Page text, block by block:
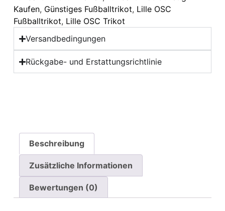
Kaufen, Günstiges Fußballtrikot, Lille OSC
Fußballtrikot, Lille OSC Trikot
Versandbedingungen
Rückgabe- und Erstattungsrichtlinie
Beschreibung
Zusätzliche Informationen
Bewertungen (0)